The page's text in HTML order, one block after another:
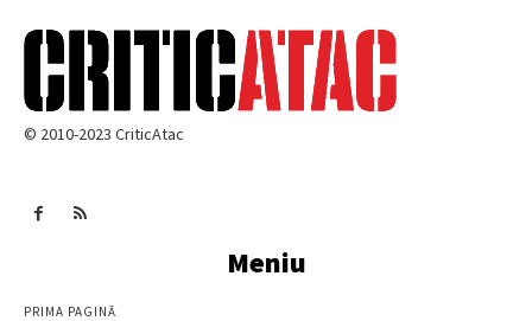
© 2010-2023 CriticAtac
Meniu
PRIMA PAGINĂ